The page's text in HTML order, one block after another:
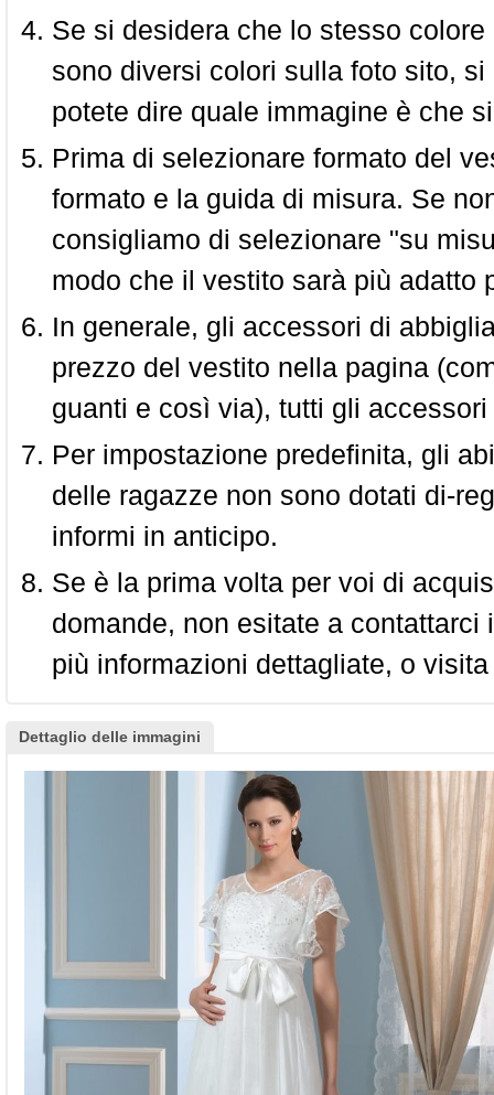
Se si desidera che lo stesso
sono diversi colori sulla foto sito,
potete dire quale immagine è che
Prima di selezionare formato del
formato e la guida di misura. Se
consigliamo di selezionare "su
modo che il vestito sarà più adatto
In generale, gli accessori di
prezzo del vestito nella pagina
guanti e così via), tutti gli
Per impostazione predefinita, gli
delle ragazze non sono dotati di-
informi in anticipo.
Se è la prima volta per voi di
domande, non esitate a
più informazioni dettagliate, o
Dettaglio delle immagini